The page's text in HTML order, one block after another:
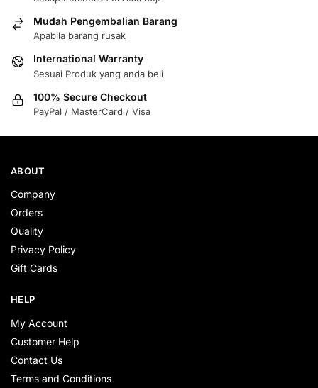
Mudah Pengembalian Barang
Apabila barang rusak
International Warranty
Sesuai Produk yang anda beli
100% Secure Checkout
PayPal / MasterCard / Visa
ABOUT
Company
Orders
Quality
Privacy Policy
Gift Cards
HELP
My Account
Customer Help
Contact Us
Terms and Conditions